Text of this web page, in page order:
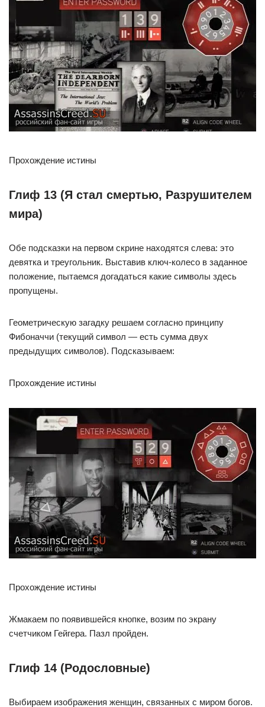
Прохождение истины
Глиф 13 (Я стал смертью, Разрушителем
мира)
Обе подсказки на первом скрине находятся слева: это
девятка и треугольник. Выставив ключ-колесо в заданное
положение, пытаемся догадаться какие символы здесь
пропущены.
Геометрическую загадку решаем согласно принципу
Фибоначчи (текущий символ — есть сумма двух
предыдущих символов). Подсказываем:
Прохождение истины
Прохождение истины
Жмакаем по появившейся кнопке, возим по экрану
счетчиком Гейгера. Пазл пройден.
Глиф 14 (Родословные)
Выбираем изображения женщин, связанных с миром богов.